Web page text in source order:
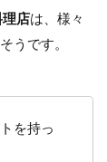
店は、様々
うです。
を持っ